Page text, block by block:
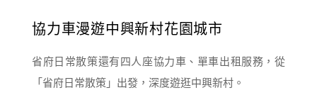
協力車漫遊中興新村花園城市
省府日常散策還有四人座協力車、單車出租服務，從
「省府日常散策」出發，深度遊逛中興新村。